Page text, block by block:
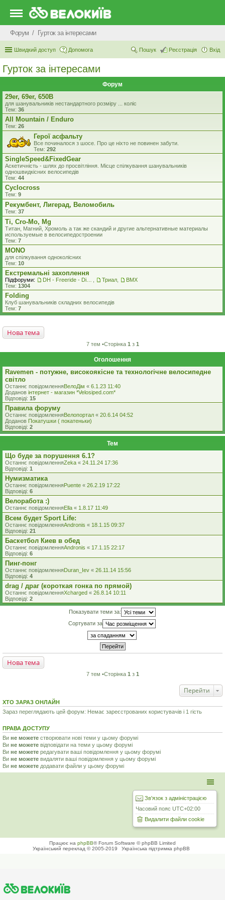
Форум Гурток за інтересами
Швидкий доступ Допомога Вхід
Реєстрація
Пошук
Гурток за інтересами
Форум
29er, 69er, 650B
для шанувальників нестандартного розміру ... коліс
Тем: 36
All Mountain / Enduro
Тем: 26
Герої асфальту
Все починалося з шосе. Про це ніхто не повинен забути.
Тем: 292
SingleSpeed&FixedGear
Аскетичність - шлях до просвітління. Місце спілкування шанувальників
одношвидкісних велосипедiв
Тем: 44
Cyclocross
Тем: 9
Рекумбент, Лигерад, Веломобиль
Тем: 37
Ti, Cro-Mo, Mg
Титан, Магний, Хромоль а так же скандий и другие альтернативные материалы
используемые в велосипедостроении
Тем: 7
MONO
для спілкування одноколісних
Тем: 10
Екстремальні захоплення
Підфоруми: Триал
BMX
Тем: 1304
Folding
Клуб шанувальників складних велосипедів
Тем: 7
Нова тема
7 тем •Сторінка 1 з 1
Оголошення
Ravemen - потужне, високоякісне та технологічне велосипедне
світло
Останнє повідомленняВелоДім « 6.1.23 11:40
Доданов iнтернет - магазин *Velosiped.com*
Відповіді: 15
Правила форуму
Останнє повідомленняВелопортал « 20.6.14 04:52
Доданов Покатушки ( покатеньки)
Відповіді: 2
Тем
Що буде за порушення 6.1?
Останнє повідомленняZeka « 24.11.24 17:36
Відповіді: 1
Нумизматика
Останнє повідомленняPuente « 26.2.19 17:22
Відповіді: 6
Велоработа :)
Останнє повідомленняElla « 1.8.17 11:49
Всем будет Sport Life:
Останнє повідомленняAndronis « 18.1.15 09:37
Відповіді: 21
Баскетбол Киев в обед
Останнє повідомленняAndronis « 17.1.15 22:17
Відповіді: 6
Пинг-понг
Останнє повідомленняDuran_Iev « 26.11.14 15:56
Відповіді: 4
drag / драг (короткая гонка по прямой)
Останнє повідомленняXcharged « 26.8.14 10:11
Відповіді: 2
Показувати теми за:
Сортувати за
Нова тема
7 тем •Сторінка 1 з 1
Перейти
ХТО ЗАРАЗ ОНЛАЙН
Зараз переглядають цей форум: Немає зареєстрованих користувачів і 1 гість
ПРАВА ДОСТУПУ
Ви не можете створювати нові теми у цьому форумі
Ви не можете відповідати на теми у цьому форумі
Ви не можете редагувати ваші повідомлення у цьому форумі
Ви не можете видаляти ваші повідомлення у цьому форумі
Ви не можете додавати файли у цьому форумі
Зв'язок з адміністрацією
Часовий пояс UTC+02:00
Видалити файли cookie
Працює на phpBB® Forum Software © phpBB Limited
Український переклад © 2005-2019
Українська підтримка phpBB